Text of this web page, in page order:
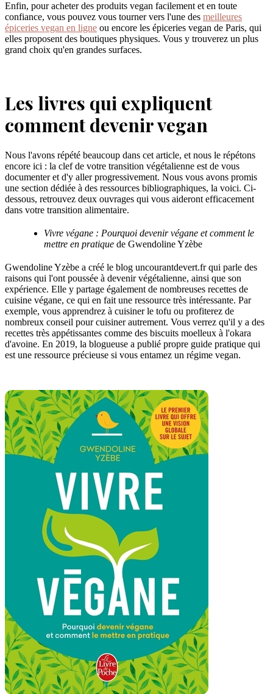
Enfin, pour acheter des produits vegan facilement et en toute
confiance, vous pouvez vous tourner vers l'une des meilleures
épiceries vegan en ligne ou encore les épiceries vegan de Paris, qui
elles proposent des boutiques physiques. Vous y trouverez un plus
grand choix qu'en grandes surfaces.
Les livres qui expliquent
comment devenir vegan
Nous l'avons répété beaucoup dans cet article, et nous le répétons
encore ici : la clef de votre transition végétalienne est de vous
documenter et d'y aller progressivement. Nous vous avons promis
une section dédiée à des ressources bibliographiques, la voici. Ci-
dessous, retrouvez deux ouvrages qui vous aideront efficacement
dans votre transition alimentaire.
Vivre végane : Pourquoi devenir végane et comment le
mettre en pratique de Gwendoline Yzèbe
Gwendoline Yzèbe a créé le blog uncourantdevert.fr qui parle des
raisons qui l'ont poussée à devenir végétalienne, ainsi que son
expérience. Elle y partage également de nombreuses recettes de
cuisine végane, ce qui en fait une ressource très intéressante. Par
exemple, vous apprendrez à cuisiner le tofu ou profiterez de
nombreux conseil pour cuisiner autrement. Vous verrez qu'il y a des
recettes très appétissantes comme des biscuits moelleux à l'okara
d'avoine. En 2019, la blogueuse a publié propre guide pratique qui
est une ressource précieuse si vous entamez un régime vegan.